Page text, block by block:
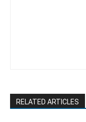
RELATED ARTICLES